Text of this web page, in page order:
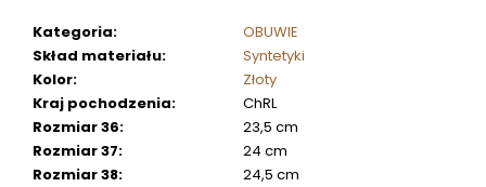
Kategoria:
OBUWIE
Skład materiału:
Syntetyki
Kolor:
Złoty
Kraj pochodzenia:
ChRL
Rozmiar 36:
23,5 cm
Rozmiar 37:
24 cm
Rozmiar 38:
24,5 cm